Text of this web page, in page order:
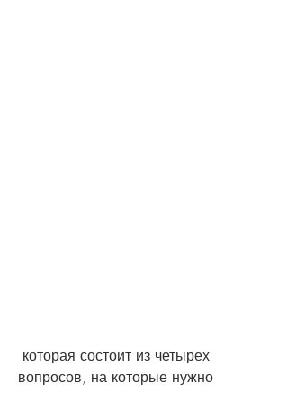
вопросов, на которые нужно